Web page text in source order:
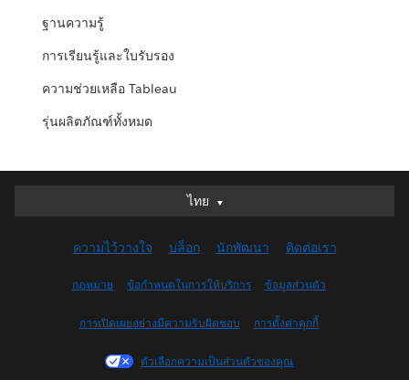
ฐานความรู้
การเรียนรู้และใบรับรอง
ความช่วยเหลือ Tableau
รุ่นผลิตภัณฑ์ทั้งหมด
ไทย
ไทย
English (UK)
English (US)
Français (Canada)
Français (France)
ความไว้วางใจ บล็อก นักพัฒนา ติดต่อเรา
กฎหมาย ข้อกำหนดในการให้บริการ ข้อมูลส่วนตัว
การเปิดเผยอย่างมีความรับผิดชอบ การตั้งค่าคุกกี้
ตัวเลือกความเป็นส่วนตัวของคุณ